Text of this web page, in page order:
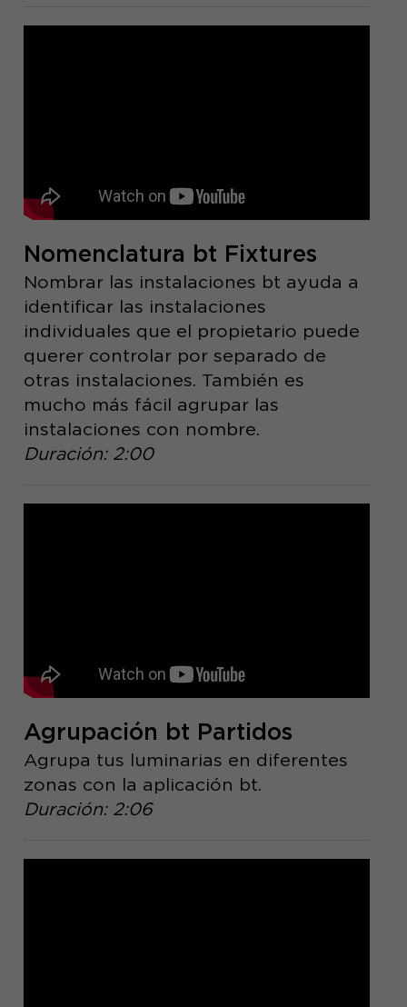
Nomenclatura bt Fixtures
Nombrar las instalaciones bt ayuda a
identificar las instalaciones
individuales que el propietario puede
querer controlar por separado de
otras instalaciones. También es
mucho más fácil agrupar las
instalaciones con nombre.
Duración: 2:00
Agrupación bt Partidos
Agrupa tus luminarias en diferentes
zonas con la aplicación bt.
Duración: 2:06